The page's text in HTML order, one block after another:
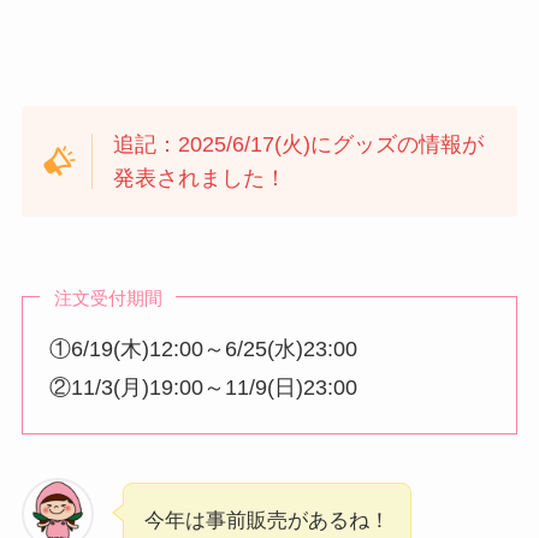
追記：2025/6/17(火)にグッズの情報が
発表されました！
注文受付期間
①6/19(木)12:00～6/25(水)23:00
②11/3(月)19:00～11/9(日)23:00
今年は事前販売があるね！